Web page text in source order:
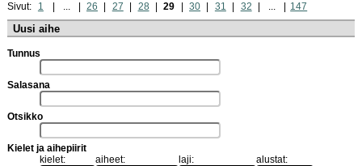
Sivut: 1 ... 26 27 28 29 30 31 32 ... 147
Uusi aihe
Tunnus
Salasana
Otsikko
Kielet ja aihepiirit
kielet:
aiheet: laji: alustat: